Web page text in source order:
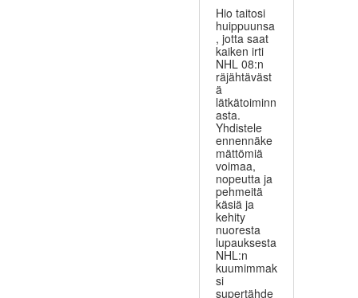
Hio taitosi
huippuunsa
, jotta saat
kaiken irti
NHL 08:n
räjähtäväst
ä
lätkätoiminn
asta.
Yhdistele
ennennäke
mättömiä
voimaa,
nopeutta ja
pehmeitä
käsiä ja
kehity
nuoresta
lupauksesta
NHL:n
kuumimmak
si
supertähde